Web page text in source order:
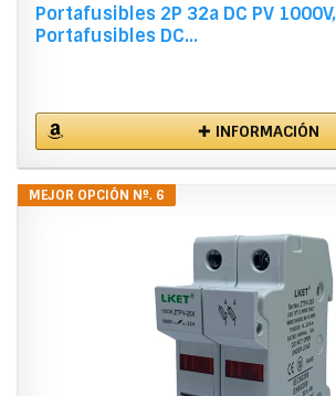
Portafusibles 2P 32a DC PV 1000V,
Portafusibles DC...
✚ INFORMACIÓN
MEJOR OPCIÓN Nº. 6